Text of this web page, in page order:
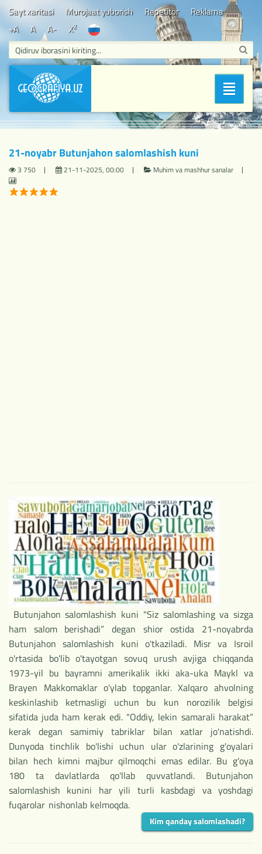
Sayt xaritasi Murojaat yuborish Repetitor
Reklama
+A
A A- X2
Bo'limlar
Bosh sahifa/Muhim va mashhur sanalar
/ 21-noyabr Butunjahon
salomlashish kuni
21-noyabr Butunjahon salomlashish kuni
3 750 21-11-2025, 00:00 Muhim va mashhur sanalar
Butunjahon salomlashish kuni "Siz salomlashing va sizga
ham salom berishadi” degan shior ostida 21-noyabrda
Butunjahon salomlashish kuni o'tkaziladi. Misr va Isroil
o'rtasida bo'lib o'tayotgan sovuq urush avjiga chiqqanda
1973-yil bu bayramni amerikalik ikki aka-uka Maykl va
Brayen Makkomaklar o'ylab topganlar. Xalqaro ahvolning
keskinlashib ketmasligi uchun bu kun norozilik belgisi
sifatida juda ham kerak edi. "Oddiy, lekin samarali harakat”
kerak degan samimiy tabriklar bilan xatlar jo'natishdi.
Dunyoda tinchlik bo'lishi uchun ular o'zlarining g'oyalari
bilan hech kimni majbur qilmoqchi emas edilar. Bu g'oya
180 ta davlatlarda qo'llab quvvatlandi. Butunjahon
salomlashish kunini har yili turli kasbdagi va yoshdagi
fuqarolar nishonlab kelmoqda.
Kim qanday salomlashadi?